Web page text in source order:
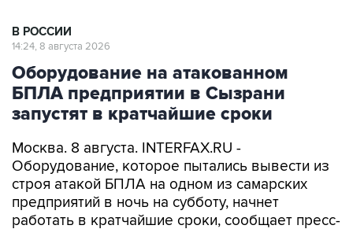
В РОССИИ
14:24, 8 августа 2026
Оборудование на атакованном
БПЛА предприятии в Сызрани
запустят в кратчайшие сроки
Москва. 8 августа. INTERFAX.RU -
Оборудование, которое пытались вывести из
строя атакой БПЛА на одном из самарских
предприятий в ночь на субботу, начнет
работать в кратчайшие сроки, сообщает пресс-